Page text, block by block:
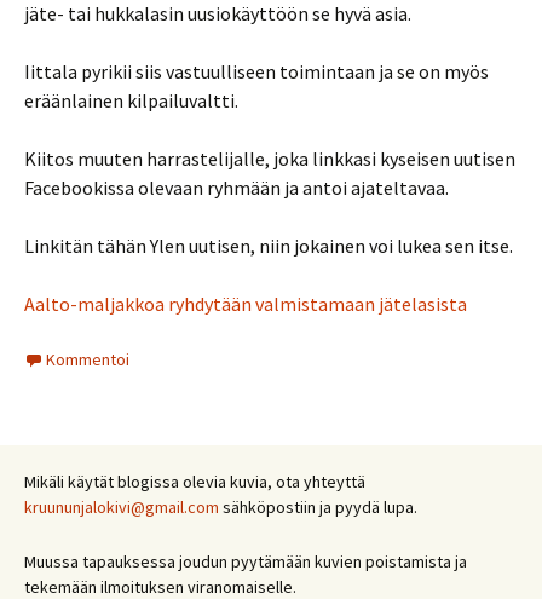
jäte- tai hukkalasin uusiokäyttöön se hyvä asia.
Iittala pyrikii siis vastuulliseen toimintaan ja se on myös
eräänlainen kilpailuvaltti.
Kiitos muuten harrastelijalle, joka linkkasi kyseisen uutisen
Facebookissa olevaan ryhmään ja antoi ajateltavaa.
Linkitän tähän Ylen uutisen, niin jokainen voi lukea sen itse.
Aalto-maljakkoa ryhdytään valmistamaan jätelasista
Kommentoi
Mikäli käytät blogissa olevia kuvia, ota yhteyttä
kruununjalokivi@gmail.com sähköpostiin ja pyydä lupa.
Muussa tapauksessa joudun pyytämään kuvien poistamista ja
tekemään ilmoituksen viranomaiselle.